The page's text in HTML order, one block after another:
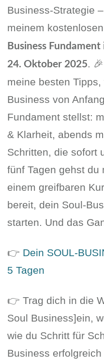
Business-Strategie
meinem
Business Fundament
24. Oktober 2025.
meine besten
Business von
Fundament stellst:
& Klarheit, abends
Schritten, die sofort
fünf Tagen gehst du
einem greifbaren
bereit, dein Soul-
starten. Und das
👉 Dein SOUL-
5 Tagen
👉 Trag dich in die
Soul Business]ein,
wie du Schritt für
Business erfolgreich